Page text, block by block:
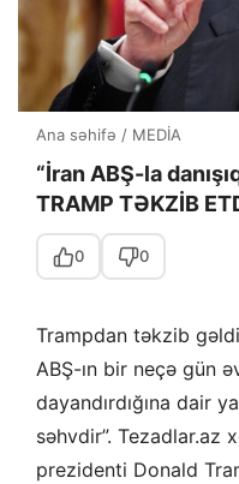
Ana səhifə / MEDİA
“İran ABŞ-la
TRAMP TƏKZİB
0 0
Trampdan təkzib
ABŞ-ın bir neçə gün
dayandırdığına dair
səhvdir”. Tezadlar.az
prezidenti Donald